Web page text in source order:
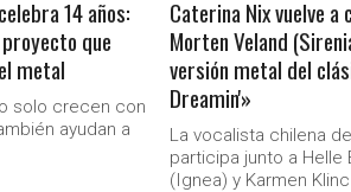
14 años:
que
metal
solo crecen con
ayudan a
Caterina Nix vuelve a
Morten Veland
versión metal del
Dreamin'»
La vocalista chilena
participa junto a Helle
(Ignea) y Karmen